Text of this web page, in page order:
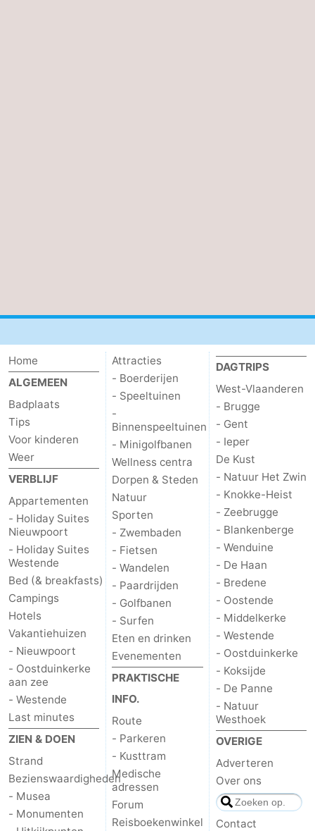
Home
ALGEMEEN
Badplaats
Tips
Voor kinderen
Weer
VERBLIJF
Appartementen
- Holiday Suites
Nieuwpoort
- Holiday Suites
Westende
Bed (& breakfasts)
Campings
Hotels
Vakantiehuizen
- Nieuwpoort
- Oostduinkerke
aan zee
- Westende
Last minutes
ZIEN & DOEN
Strand
Bezienswaardigheden
- Musea
- Monumenten
Attracties
- Boerderijen
- Speeltuinen
-
Binnenspeeltuinen
- Minigolfbanen
Wellness centra
Dorpen & Steden
Natuur
Sporten
- Zwembaden
- Fietsen
- Wandelen
- Paardrijden
- Golfbanen
- Surfen
Eten en drinken
Evenementen
PRAKTISCHE
INFO.
Route
- Parkeren
- Kusttram
Medische
adressen
Forum
Reisboekenwinkel
DAGTRIPS
West-Vlaanderen
- Brugge
- Gent
- Ieper
De Kust
- Natuur Het Zwin
- Knokke-Heist
- Zeebrugge
- Blankenberge
- Wenduine
- De Haan
- Bredene
- Oostende
- Middelkerke
- Westende
- Oostduinkerke
- Koksijde
- De Panne
- Natuur
Westhoek
OVERIGE
Adverteren
Over ons
Contact